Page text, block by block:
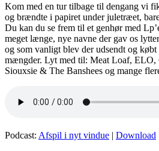
Kom med en tur tilbage til dengang vi
og brændte i papiret under juletræet,
Du kan du se frem til et genhør med
meget længe, nye navne der gav os
og som vanligt blev der udsendt og
mængder. Lyt med til: Meat Loaf, ELO,
Siouxsie & The Banshees og mange
Podcast: Afspil i nyt vindue | Download